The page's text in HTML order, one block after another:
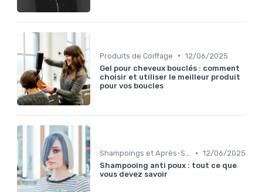
Produits de Coiffage • 12/06/2025
Gel pour cheveux bouclés : comment
choisir et utiliser le meilleur produit
pour vos boucles
Shampoings et Après-Shampoings • 12/06/2025
Shampooing anti poux : tout ce que
vous devez savoir